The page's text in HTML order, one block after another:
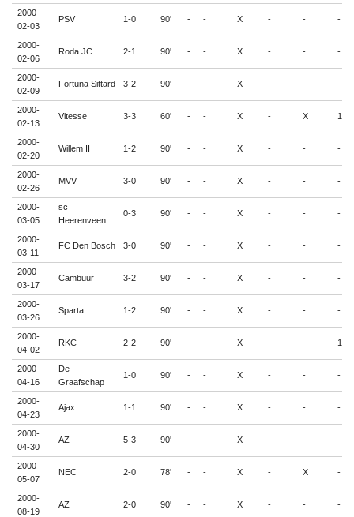
2000-
02-03
PSV 1-0 90' - - X - - -
2000-
02-06
Roda JC 2-1 90' - - X - - -
2000-
02-09
Fortuna Sittard 3-2 90' - - X - - -
2000-
02-13
Vitesse 3-3 60' - - X - X 1
2000-
02-20
Willem II 1-2 90' - - X - - -
2000-
02-26
MVV 3-0 90' - - X - - -
2000-
03-05
sc
Heerenveen
0-3 90' - - X - - -
2000-
03-11
FC Den Bosch 3-0 90' - - X - - -
2000-
03-17
Cambuur 3-2 90' - - X - - -
2000-
03-26
Sparta 1-2 90' - - X - - -
2000-
04-02
RKC 2-2 90' - - X - - 1
2000-
04-16
De
Graafschap
1-0 90' - - X - - -
2000-
04-23
Ajax 1-1 90' - - X - - -
2000-
04-30
AZ 5-3 90' - - X - - -
2000-
05-07
NEC 2-0 78' - - X - X -
2000-
08-19
AZ 2-0 90' - - X - - -